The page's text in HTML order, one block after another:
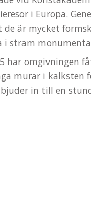
i Europa.
är mycket
i stram
har omgivningen
murar i kalksten
in till en